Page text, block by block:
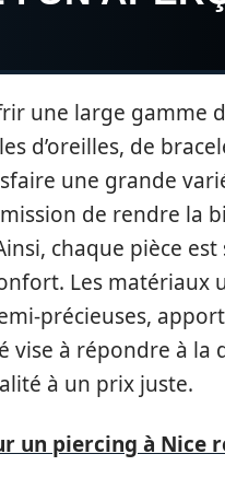
une large gamme
d’oreilles, de
une grande
de rendre la
chaque pièce
Les matériaux
précieuses,
vise à répondre à la
à un prix juste.
un piercing à Nice